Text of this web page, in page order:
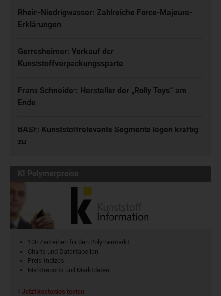
Rhein-Niedrigwasser: Zahlreiche Force-Majeure-
Erklärungen
Gerresheimer: Verkauf der
Kunststoffverpackungssparte
Franz Schneider: Hersteller der „Rolly Toys“ am
Ende
BASF: Kunststoffrelevante Segmente legen kräftig
zu
KI Polymerpreise
100 Zeitreihen für den Polymermarkt
Charts und Datentabellen
Preis-Indizes
Marktreports und Marktdaten
Jetzt kostenlos testen